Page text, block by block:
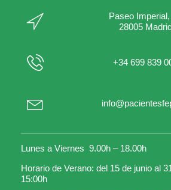
Paseo
28005
+34 699 839
Lunes a Viernes 9.00h – 18.00h
Horario de Verano: del 15 de junio al
15:00h